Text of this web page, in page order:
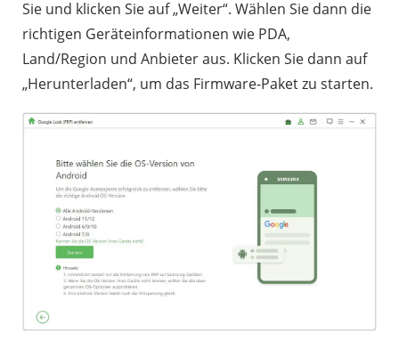
Sie und klicken Sie auf „Weiter“. Wählen Sie dann die
richtigen Geräteinformationen wie PDA,
Land/Region und Anbieter aus. Klicken Sie dann auf
„Herunterladen“, um das Firmware-Paket zu starten.